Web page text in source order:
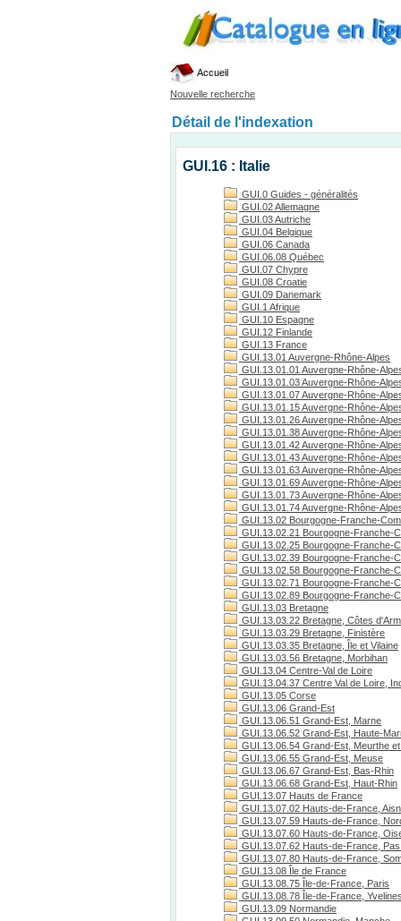
Accueil
Nouvelle recherche
Détail de l'indexation
GUI.16 : Italie
GUI.0 Guides - généralités
GUI.02 Allemagne
GUI.03 Autriche
GUI.04 Belgique
GUI.06 Canada
GUI.06.08 Québec
GUI.07 Chypre
GUI.08 Croatie
GUI.09 Danemark
GUI.1 Afrique
GUI.10 Espagne
GUI.12 Finlande
GUI.13 France
GUI.13.01 Auvergne-Rhône-Alpes
GUI.13.01.01 Auvergne-Rhône-
GUI.13.01.03 Auvergne-Rhône-
GUI.13.01.07 Auvergne-Rhône-
GUI.13.01.15 Auvergne-Rhône-
GUI.13.01.26 Auvergne-Rhône-
GUI.13.01.38 Auvergne-Rhône-
GUI.13.01.42 Auvergne-Rhône-
GUI.13.01.43 Auvergne-Rhône-
GUI.13.01.63 Auvergne-Rhône-
GUI.13.01.69 Auvergne-Rhône-
GUI.13.01.73 Auvergne-Rhône-
GUI.13.01.74 Auvergne-Rhône-
GUI.13.02 Bourgogne-Franche-
GUI.13.02.21 Bourgogne-Franche-
GUI.13.02.25 Bourgogne-Franche-
GUI.13.02.39 Bourgogne-Franche-
GUI.13.02.58 Bourgogne-Franche-
GUI.13.02.71 Bourgogne-Franche-
GUI.13.02.89 Bourgogne-Franche-
GUI.13.03 Bretagne
GUI.13.03.22 Bretagne, Côtes
GUI.13.03.29 Bretagne, Finistère
GUI.13.03.35 Bretagne, Île et Vilaine
GUI.13.03.56 Bretagne, Morbihan
GUI.13.04 Centre-Val de Loire
GUI.13.04.37 Centre Val de Loire,
GUI.13.05 Corse
GUI.13.06 Grand-Est
GUI.13.06.51 Grand-Est, Marne
GUI.13.06.52 Grand-Est, Haute-
GUI.13.06.54 Grand-Est, Meurthe
GUI.13.06.55 Grand-Est, Meuse
GUI.13.06.67 Grand-Est, Bas-Rhin
GUI.13.06.68 Grand-Est, Haut-Rhin
GUI.13.07 Hauts de France
GUI.13.07.02 Hauts-de-France,
GUI.13.07.59 Hauts-de-France,
GUI.13.07.60 Hauts-de-France,
GUI.13.07.62 Hauts-de-France,
GUI.13.07.80 Hauts-de-France,
GUI.13.08 Île de France
GUI.13.08.75 Île-de-France, Paris
GUI.13.08.78 Île-de-France,
GUI.13.09 Normandie